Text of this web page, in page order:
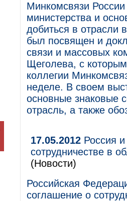
Минкомсвязи
министерства и
добиться в отрасли
был посвящен и
связи и массовых
Щеголева, с
коллегии
неделе. В своем
основные знаковые
отрасль, а также
17.05.2012 Россия
сотрудничестве в
(Новости)
Российская
соглашение о